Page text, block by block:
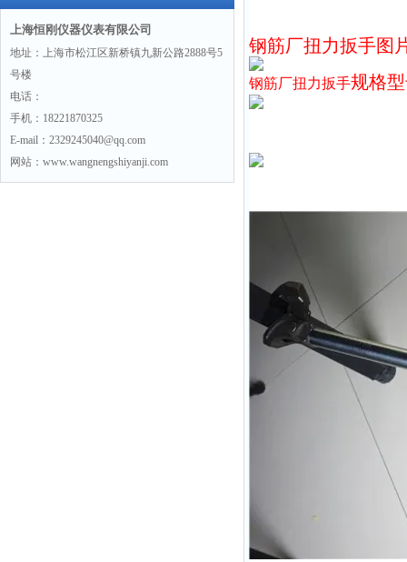
上海恒刚仪器仪表有限公司
地址：上海市松江区新桥镇九新公路2888号5
号楼
电话：
手机：18221870325
E-mail：2329245040@qq.com
网站：www.wangnengshiyanji.com
钢筋厂扭力扳手图
钢筋厂扭力扳手规格